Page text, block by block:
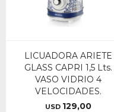
LICUADORA ARIETE
GLASS CAPRI 1,5 Lts.
VASO VIDRIO 4
VELOCIDADES.
USD 129,00